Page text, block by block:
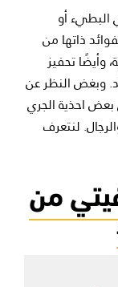
البطيء أو
ذاتها من
وأيضًا تحفيز
وبغض النظر عن
احذية الجري
لنتعرف
من